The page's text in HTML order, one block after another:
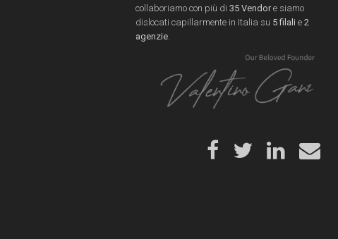
collaboriamo con più di 35 Vendore siamo
dislocati capillarmente in Italia su 5 filali e 2
agenzie